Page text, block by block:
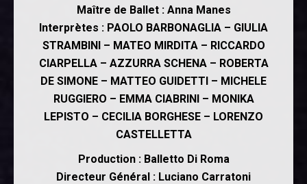
Maître de Ballet : Anna Manes
Interprètes : PAOLO BARBONAGLIA – GIULIA
STRAMBINI – MATEO MIRDITA – RICCARDO
CIARPELLA – AZZURRA SCHENA – ROBERTA
DE SIMONE – MATTEO GUIDETTI – MICHELE
RUGGIERO – EMMA CIABRINI – MONIKA
LEPISTO – CECILIA BORGHESE – LORENZO
CASTELLETTA
Production : Balletto Di Roma
Directeur Général : Luciano Carratoni